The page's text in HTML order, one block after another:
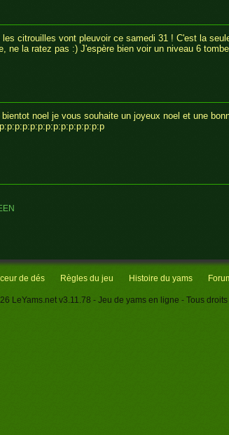
les citrouilles vont pleuvoir ce samedi 31 ! C'est la
ne la ratez pas :) J'espère bien voir un niveau 6
noel je vous souhaite un joyeux noel et une
de dés Règles du jeu Histoire du yams
LeYams.net v3.11.78 - Jeu de yams en ligne - Tous